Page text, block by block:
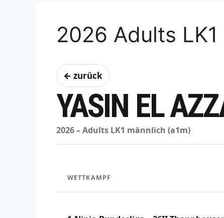
2026 Adults
← zurück
YASIN EL
2026 – Adults LK1 männlich (a1m)
WETTKAMPF